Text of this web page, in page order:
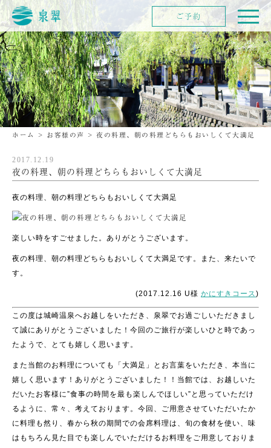
ホーム > お客様の声 > 夜の料理、朝の料理どちらもおいしくて大満足
2017.12.19
夜の料理、朝の料理どちらもおいしくて大満足
夜の料理、朝の料理どちらもおいしくて大満足
楽しい時をすごせました。ありがとうございます。
夜の料理、朝の料理どちらもおいしくて大満足です。また、来たいで
す。
(2017.12.16 U様 かにすきコース )
この度は城崎温泉へお越しをいただき、泉翠でお過ごしいただきまし
て誠にありがとうございました！今回のご旅行が楽しいひと時であっ
たようで、とても嬉しく思います。
また当館のお料理についても「大満足」とお言葉をいただき、本当に
嬉しく思います！ありがとうございました！！当館では、お越しいた
だいたお客様に”食事の時間を最も楽しんでほしい”と思っていただけ
るように、常々、考えております。今回、ご用意させていただいたか
に料理も然り、春から秋の期間での会席料理は、旬の食材を使い、味
はもちろん見た目でも楽しんでいただけるお料理をご用意しておりま
ご予約